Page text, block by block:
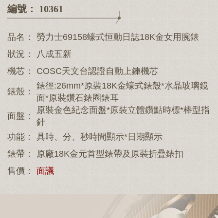
編號： 10361
品名：
勞力士69158蠔式恒動日誌18K金女用腕錶
狀況：
八成五新
機芯：
COSC天文台認證自動上鍊機芯
錶殼：
錶徑:26mm*原裝18K金蠔式錶殼*水晶玻璃鏡
面*原裝鑽石錶圈錶耳
面盤：
原裝金色紀念面盤*原裝立體鑽點時標*棒型指
針
功能：
具時、分、秒時間顯示*日期顯示
錶帶：
原廠18K金元首型錶帶及原裝折疊錶扣
售價：
面議